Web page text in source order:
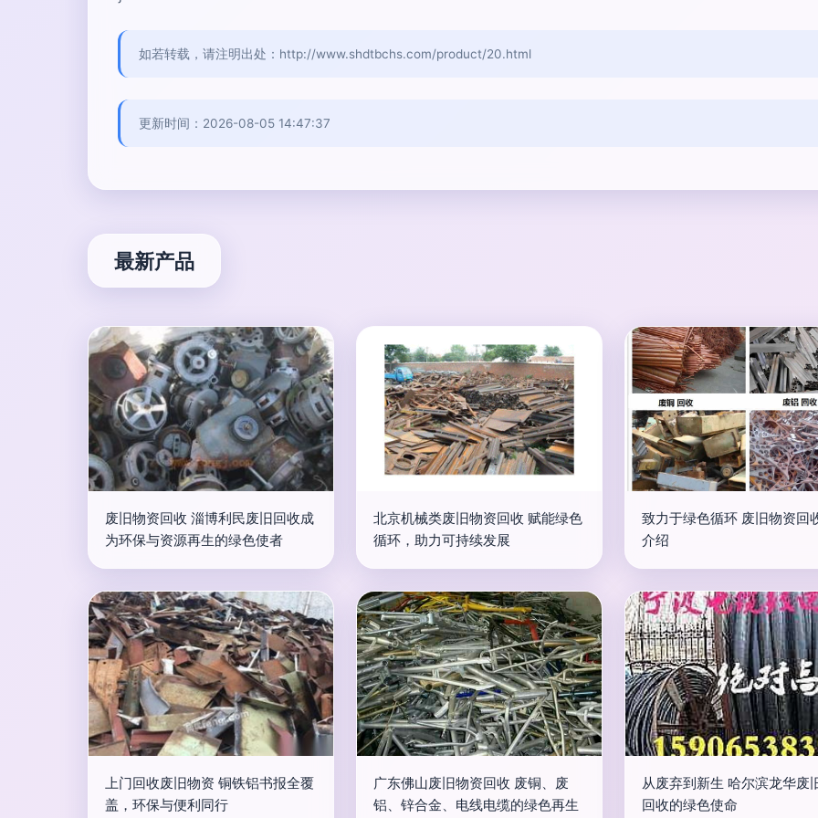
如若转载，请注明出处：http://www.shdtbchs.com/product/20.html
更新时间：2026-08-05 14:47:37
最新产品
废旧物资回收 淄博利民废旧回收成
为环保与资源再生的绿色使者
北京机械类废旧物资回收 赋能绿色
循环，助力可持续发展
致力于绿色循环 废旧物资回
介绍
上门回收废旧物资 铜铁铝书报全覆
盖，环保与便利同行
广东佛山废旧物资回收 废铜、废
铝、锌合金、电线电缆的绿色再生
从废弃到新生 哈尔滨龙华废
回收的绿色使命